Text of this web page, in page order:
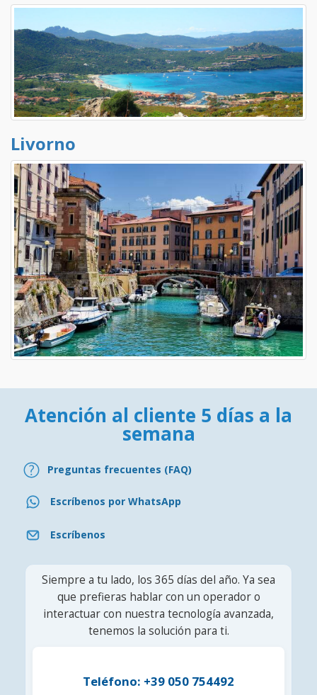
Livorno
Atención al cliente 5 días a la
semana
Preguntas frecuentes (FAQ)
Escríbenos por WhatsApp
Escríbenos
Siempre a tu lado, los 365 días del año. Ya sea
que prefieras hablar con un operador o
interactuar con nuestra tecnología avanzada,
tenemos la solución para ti.
Teléfono: +39 050 754492